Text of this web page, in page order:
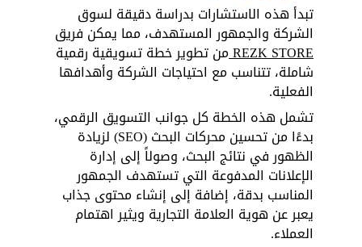
تبدأ هذه الاستشارات بدراسة دقيقة لسوق
الشركة والجمهور المستهدف، مما يمكن فريق
REZK STORE من تطوير خطة تسويقية رقمية
شاملة، تتناسب مع احتياجات الشركة وأهدافها
الفعلية.
تشمل هذه الخطة كل جوانب التسويق الرقمي،
بدءًا من تحسين محركات البحث (SEO) لزيادة
الظهور في نتائج البحث، وصولاً إلى إدارة
الإعلانات المدفوعة التي تستهدف الجمهور
المناسب بدقة، إضافة إلى إنشاء محتوى جذاب
يعبر عن هوية العلامة التجارية ويثير اهتمام
العملاء.